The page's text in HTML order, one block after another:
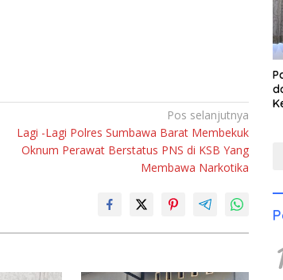
Pos selanjutnya
Lagi -Lagi Polres Sumbawa Barat Membekuk
Oknum Perawat Berstatus PNS di KSB Yang
Membawa Narkotika